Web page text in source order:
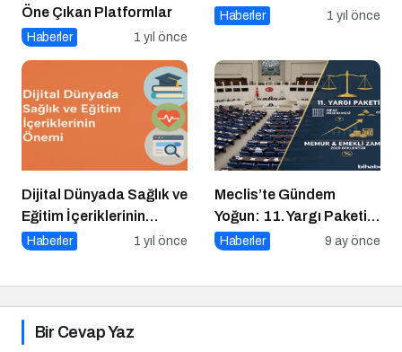
Öne Çıkan Platformlar
Haberler 1 yıl önce
Haberler 1 yıl önce
Dijital Dünyada Sağlık ve
Eğitim İçeriklerinin
Önemi
Haberler 1 yıl önce
Meclis’te Gündem
Yoğun: 11. Yargı Paketi
ve Memur Zammında
Haberler 9 ay önce
Bir Cevap Yaz